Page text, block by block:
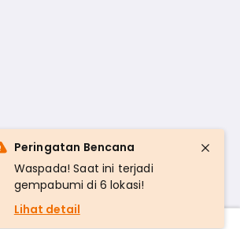
Peringatan Bencana
Waspada! Saat ini terjadi
gempabumi di 6 lokasi!
Lihat detail